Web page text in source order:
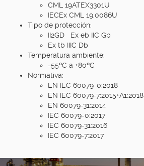
CML 19ATEX3301U
IECEx CML 19.0086U
Tipo de protección:
II2GD Ex eb IIC Gb
Ex tb IIIC Db
Temperatura ambiente:
-55ºC a +80ºC
Normativa:
EN IEC 60079-0:2018
EN IEC 60079-7:2015+A1:2018
EN 60079-31:2014
IEC 60079-0:2017
IEC 60079-31:2016
IEC 60079-7:2017